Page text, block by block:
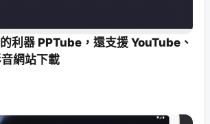
利器 PPTube，還支援 YouTube、
網站下載